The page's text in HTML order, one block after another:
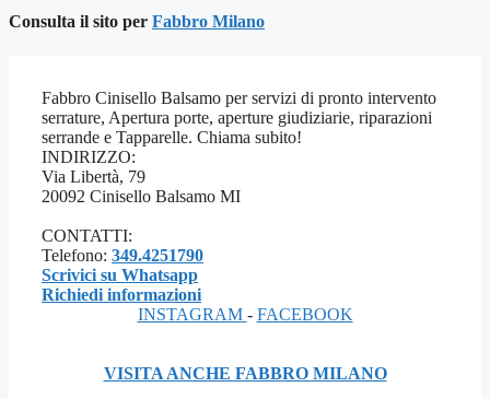
Consulta il sito per Fabbro Milano
Fabbro Cinisello Balsamo per servizi di pronto intervento
serrature, Apertura porte, aperture giudiziarie, riparazioni
serrande e Tapparelle. Chiama subito!
INDIRIZZO:
Via Libertà, 79
20092 Cinisello Balsamo MI
CONTATTI:
Telefono: 349.4251790
Scrivici su Whatsapp
Richiedi informazioni
INSTAGRAM - FACEBOOK
VISITA ANCHE FABBRO MILANO